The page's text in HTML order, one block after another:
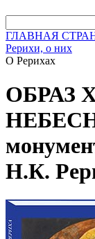
ГЛАВНАЯ
Рерихи, о них
О Рерихах
ОБРАЗ
Н.К.